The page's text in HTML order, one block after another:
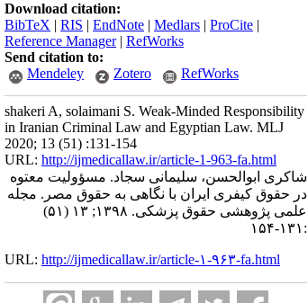
Download citation:
BibTeX | RIS | EndNote | Medlars | ProCite |
Reference Manager| RefWorks
Send citation to:
Mendeley
Zotero RefWorks
shakeri A, solaimani S. Weak-Minded Responsibility
in Iranian Criminal Law and Egyptian Law. MLJ
2020; 13 (51) :131-154
URL: http://ijmedicallaw.ir/article-1-963-fa.html
شاکری ابوالحسن، سلیمانی سجاد. مسؤولیت معتوه
در حقوق کیفری ایران با نگاهی به حقوق مصر. مجله
علمی پژوهشی حقوق پزشکی. ۱۳۹۸; ۱۳ (۵۱)
:۱۳۱-۱۵۴
URL: http://ijmedicallaw.ir/article-۱-۹۶۳-fa.html